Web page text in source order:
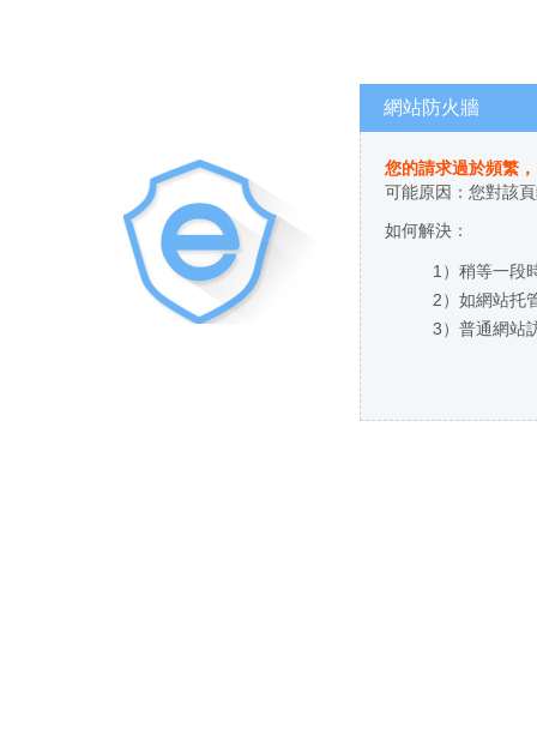
網站防火牆
您的請求過於頻繁
可能原因：您對該
如何解決：
1）稍等一段時
2）如網站托管
3）普通網站訪